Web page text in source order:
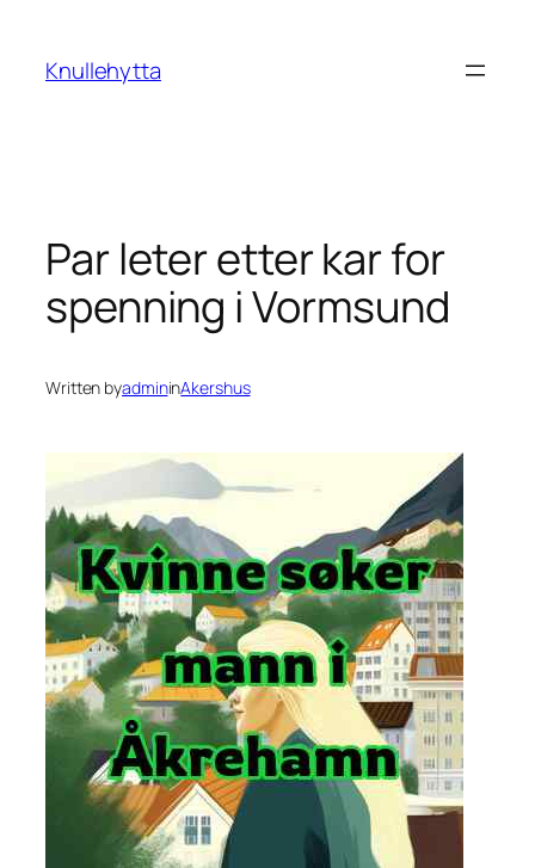
content
Knullehytta
Par leter etter kar for
spenning i Vormsund
Written byadmininAkershus